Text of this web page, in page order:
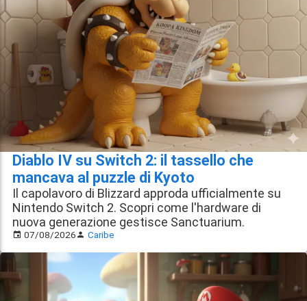
Diablo IV su Switch 2: il tassello che
mancava al puzzle di Kyoto
Il capolavoro di Blizzard approda ufficialmente su
Nintendo Switch 2. Scopri come l'hardware di
nuova generazione gestisce Sanctuarium.
07/08/2026 Caribe